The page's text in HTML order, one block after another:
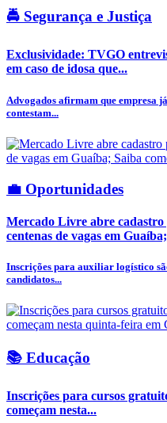
🚔 Segurança e Justiça
Exclusividade: TVGO
em caso de idosa que...
Advogados afirmam que empresa
contestam...
💼 Oportunidades
Mercado Livre abre cadastro
centenas de vagas em
Inscrições para auxiliar logístico
candidatos...
📚 Educação
Inscrições para cursos
começam nesta...